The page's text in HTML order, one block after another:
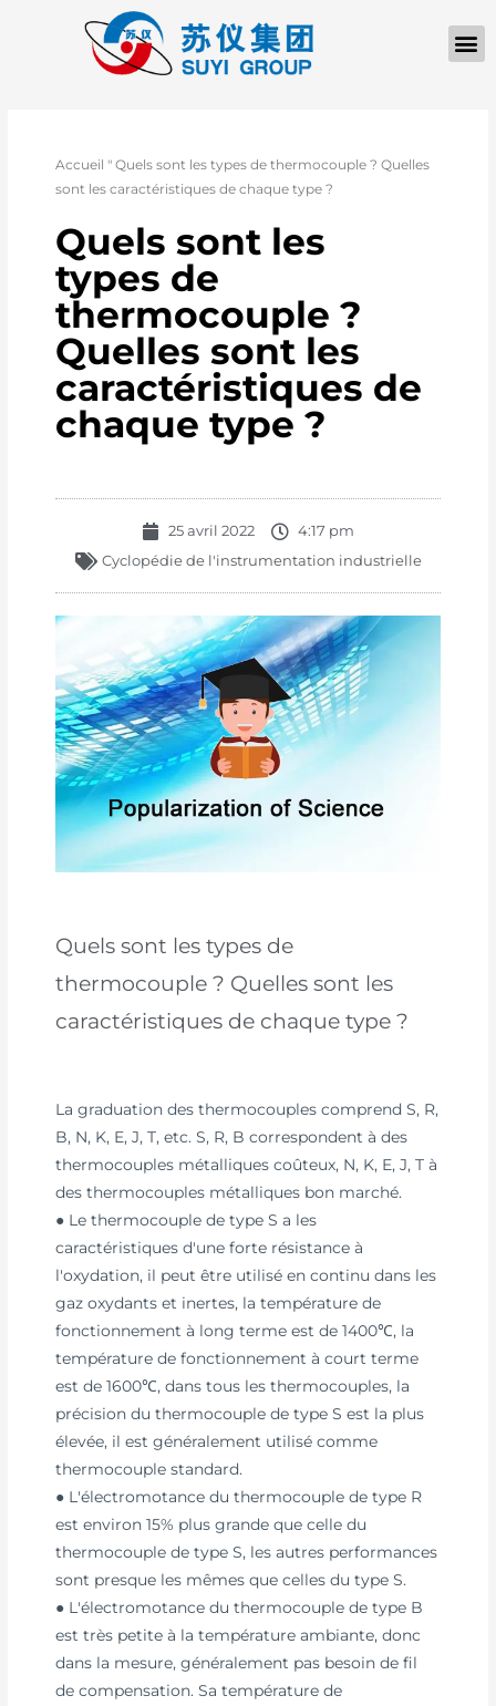
Accueil "Quels sont les types de thermocouple ? Quelles
sont les caractéristiques de chaque type ?
Quels sont les
types de
thermocouple ?
Quelles sont les
caractéristiques de
chaque type ?
25 avril 2022
4:17 pm
Cyclopédie de l'instrumentation industrielle
Quels sont les types de
thermocouple ? Quelles sont les
caractéristiques de chaque type ?
La graduation des thermocouples comprend S, R,
B, N, K, E, J, T, etc. S, R, B correspondent à des
thermocouples métalliques coûteux, N, K, E, J, T à
des thermocouples métalliques bon marché.
● Le thermocouple de type S a les
caractéristiques d'une forte résistance à
l'oxydation, il peut être utilisé en continu dans les
gaz oxydants et inertes, la température de
fonctionnement à long terme est de 1400℃, la
température de fonctionnement à court terme
est de 1600℃, dans tous les thermocouples, la
précision du thermocouple de type S est la plus
élevée, il est généralement utilisé comme
thermocouple standard.
● L'électromotance du thermocouple de type R
est environ 15% plus grande que celle du
thermocouple de type S, les autres performances
sont presque les mêmes que celles du type S.
● L'électromotance du thermocouple de type B
est très petite à la température ambiante, donc
dans la mesure, généralement pas besoin de fil
de compensation. Sa température de